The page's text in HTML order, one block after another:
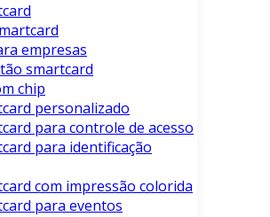
empresas
smartcard
chip
personalizado
para controle de acesso
para identificação
com impressão colorida
para eventos